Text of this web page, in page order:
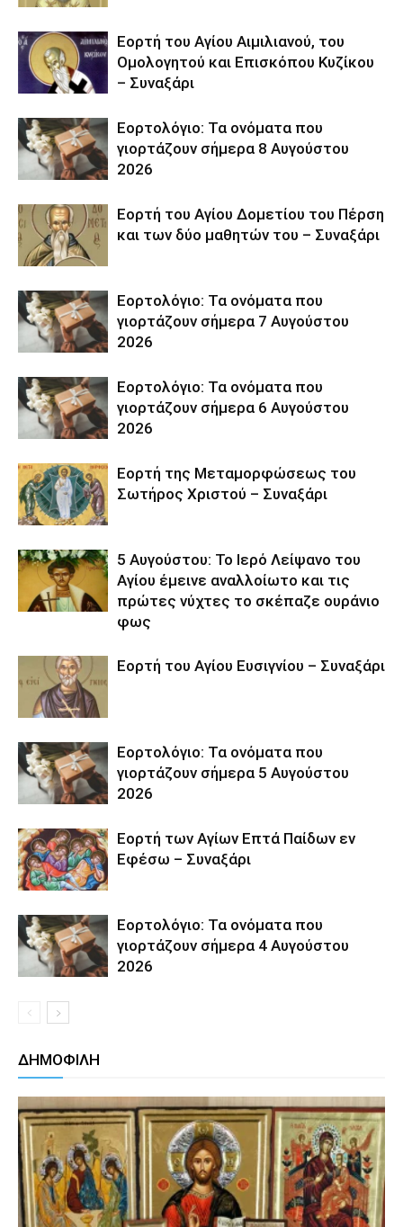
Εορτή του Αγίου Αιμιλιανού, του
Ομολογητού και Επισκόπου Κυζίκου
– Συναξάρι
Εορτολόγιο: Τα ονόματα που
γιορτάζουν σήμερα 8 Αυγούστου
2026
Εορτή του Αγίου Δομετίου του Πέρση
και των δύο μαθητών του – Συναξάρι
Εορτολόγιο: Τα ονόματα που
γιορτάζουν σήμερα 7 Αυγούστου
2026
Εορτολόγιο: Τα ονόματα που
γιορτάζουν σήμερα 6 Αυγούστου
2026
Εορτή της Μεταμορφώσεως του
Σωτήρος Χριστού – Συναξάρι
5 Αυγούστου: Το Ιερό Λείψανο του
Αγίου έμεινε αναλλοίωτο και τις
πρώτες νύχτες το σκέπαζε ουράνιο
φως
Εορτή του Αγίου Ευσιγνίου – Συναξάρι
Εορτολόγιο: Τα ονόματα που
γιορτάζουν σήμερα 5 Αυγούστου
2026
Εορτή των Αγίων Επτά Παίδων εν
Εφέσω – Συναξάρι
Εορτολόγιο: Τα ονόματα που
γιορτάζουν σήμερα 4 Αυγούστου
2026
ΔΗΜΟΦΙΛΗ